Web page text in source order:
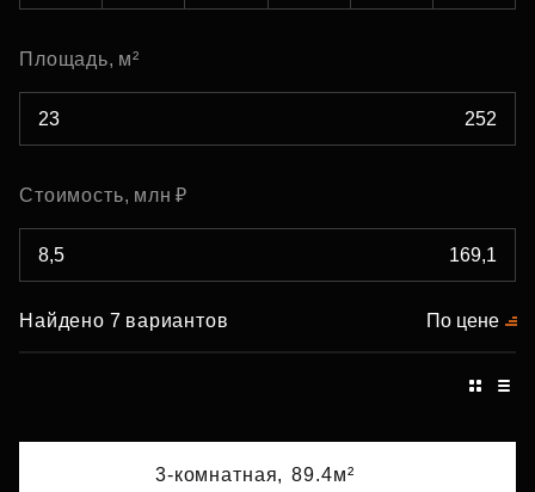
Площадь, м²
Стоимость, млн ₽
Найдено 7 вариантов По цене
3-комнатная, 89.4м²